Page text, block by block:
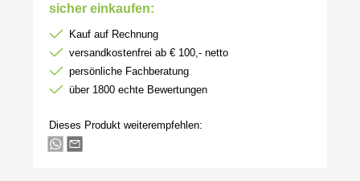
sicher einkaufen:
Kauf auf Rechnung
versandkostenfrei ab € 100,- netto
persönliche Fachberatung
über 1800 echte Bewertungen
Dieses Produkt weiterempfehlen: